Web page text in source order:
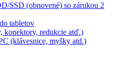
SSD (obnovené) so zárukou 2
tabletov
konektory, redukcie atď.)
(klávesnice, myšky atd.)